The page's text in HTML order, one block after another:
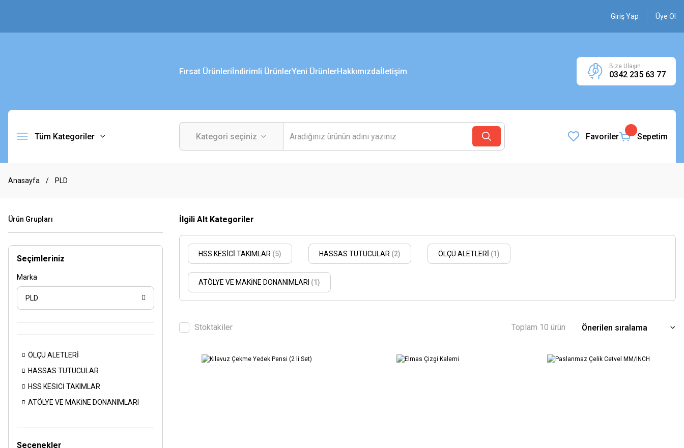
Giriş Yap Üye Ol
Fırsat Ürünleriİndirimli ÜrünlerYeni ÜrünlerHakkımızdaİletişim
Bize Ulaşın
0342 235 63 77
Tüm Kategoriler Favoriler Sepetim
Anasayfa PLD
Ürün Grupları
Seçimleriniz
Marka
PLD
ÖLÇÜ ALETLERİ
HASSAS TUTUCULAR
HSS KESİCİ TAKIMLAR
ATÖLYE VE MAKİNE DONANIMLARI
Seçenekler
İlgili Alt Kategoriler
HSS KESİCİ TAKIMLAR (5) HASSAS TUTUCULAR (2) ÖLÇÜ ALETLERİ (1)
ATÖLYE VE MAKİNE DONANIMLARI (1)
Stoktakiler Toplam 10 ürün